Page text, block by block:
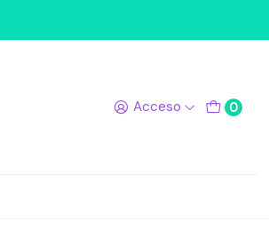
Acceso 0
Stickers